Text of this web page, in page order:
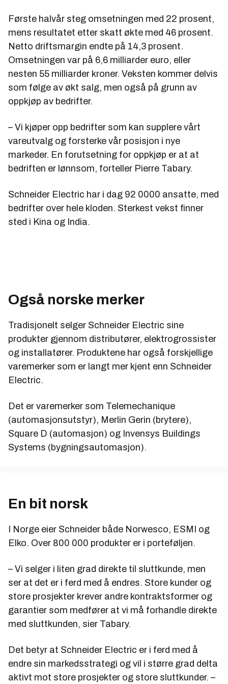
stort at virksomheten var bedre tjent med å stå på
egne ben. Den ble solgt ut til finansielle investorer og
de ansatte. Schneider Electric beholdt likevel 14
prosent av aksjene med en opsjon om forkjøpsrett.
Selskapet fikk navnet MGE UPS. Den voldsomme
veksten i bruk av IT-utstyr både i industri, privat
sektor og i helsevesenet medførte en rask vekst i
Electric ut at det var på tide å kjøpe selskapet
tilbake.
– Dette var en lykkelig skilsmisse og gjenforening.
Nå kan vi bidra til at Schneider Electric kan tilby
industri, data og på hjemmemarkedet, forteller Jean-
Marc Lang, europadirektør for MGE UPS.
Dagens UPS består av en likeretter, batteri og en
– Da vil vi sannsynligvis ikke bruke blyakkumulatorer
som i dag, men bytte ut batteriene med brenselceller,
Trådløst lys
diode) og trådløs styring. Ifølge Claude Ricaud vil
LED-lyset revolusjonere lysbruken: – Det vil bli
enklere å styre og enklere å installere. Nye
kontrollmuligheter vil avdekkes ved å bruke LED.
sende ut et signal, er disse avhengig av å bruke
utviklet en bryter som er fullstedig fri for batterier og
ledningsforbindelser. Radiosenderen klarer seg med
bryteren aktiveres. Radiosignalet sendes til en
mottaker som står ved lampen eller en annen
– Vi vurderer om vi skal erstatte solenoiden med et
piezoelektrisk krystall for å generere nok energi for
forteller Electropole-sjef Eric Rondolat.
De trådløse lysbryterne forventes å være på
markedet i løpet av 2008. De skal selges gjennom
Første halvår steg omsetningen med 22 prosent,
mens resultatet etter skatt økte med 46 prosent.
Netto driftsmargin endte på 14,3 prosent.
Omsetningen var på 6,6 milliarder euro, eller
nesten 55 milliarder kroner. Veksten kommer delvis
som følge av økt salg, men også på grunn av
oppkjøp av bedrifter.
– Vi kjøper opp bedrifter som kan supplere vårt
vareutvalg og forsterke vår posisjon i nye
markeder. En forutsetning for oppkjøp er at at
bedriften er lønnsom, forteller Pierre Tabary.
Schneider Electric har i dag 92 0000 ansatte, med
bedrifter over hele kloden. Sterkest vekst finner
sted i Kina og India.
Også norske merker
Tradisjonelt selger Schneider Electric sine
produkter gjennom distributører, elektrogrossister
og installatører. Produktene har også forskjellige
varemerker som er langt mer kjent enn Schneider
Electric.
Det er varemerker som Telemechanique
(automasjonsutstyr), Merlin Gerin (brytere),
Square D (automasjon) og Invensys Buildings
Systems (bygningsautomasjon).
En bit norsk
I Norge eier Schneider både Norwesco, ESMI og
Elko. Over 800 000 produkter er i porteføljen.
– Vi selger i liten grad direkte til sluttkunde, men
ser at det er i ferd med å endres. Store kunder og
store prosjekter krever andre kontraktsformer og
garantier som medfører at vi må forhandle direkte
med sluttkunden, sier Tabary.
Det betyr at Schneider Electric er i ferd med å
endre sin markedsstrategi og vil i større grad delta
aktivt mot store prosjekter og store sluttkunder. –